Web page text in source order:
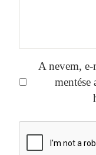
A nevem,
mentése